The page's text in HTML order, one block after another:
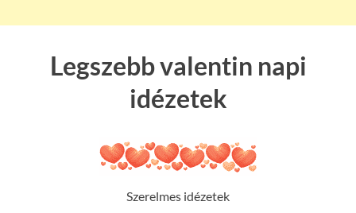
Legszebb valentin napi
idézetek
Szerelmes idézetek